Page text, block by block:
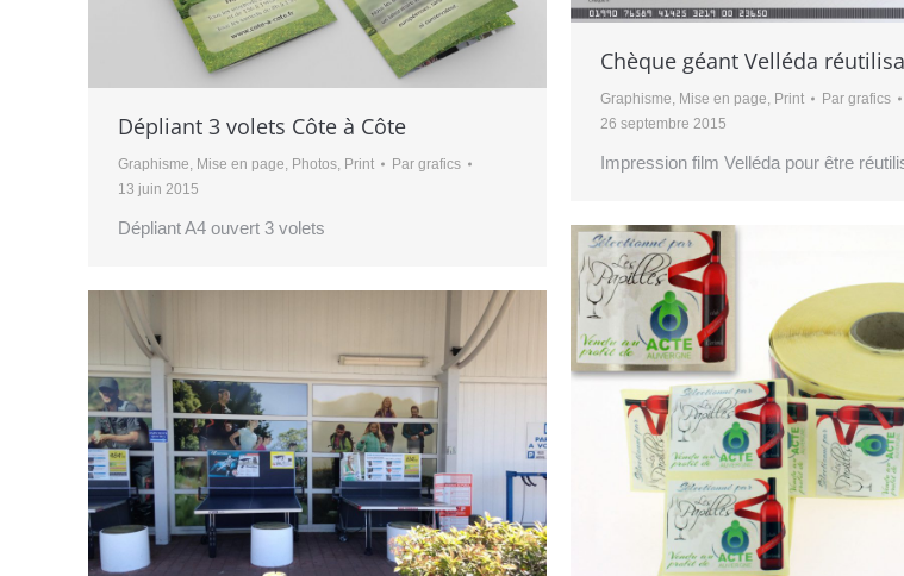
Chèque géant Velléda
Graphisme, Mise en page, Print Par grafics
26 septembre 2015
Impression film Velléda pour être
Dépliant 3 volets Côte à Côte
Graphisme Mise en page Photos, Print Par grafics
13 juin 2015
Dépliant A4 ouvert 3 volets